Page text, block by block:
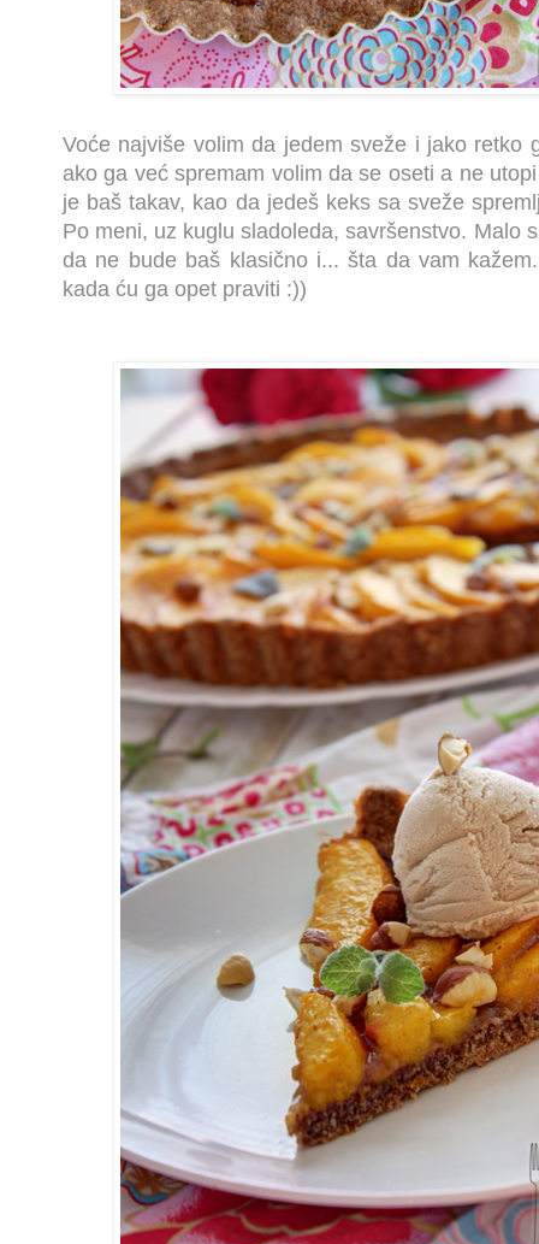
Voće najviše volim da jedem sveže i jako retko
ako ga već spremam volim da se oseti a ne
je baš takav, kao da jedeš keks sa sveže
Po meni, uz kuglu sladoleda, savršenstvo. Malo
da ne bude baš klasično i... šta da vam
kada ću ga opet praviti :))